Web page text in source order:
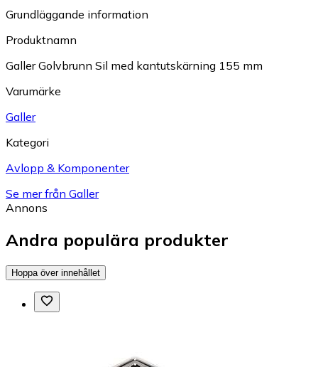
Grundläggande information
Produktnamn
Galler Golvbrunn Sil med kantutskärning 155 mm
Varumärke
Galler
Kategori
Avlopp & Komponenter
Se mer från Galler
Annons
Andra populära produkter
Hoppa över innehållet